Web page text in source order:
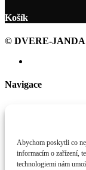
Abychom poskytli co
informacím o zařízení,
technologiemi nám
Košík
© DVERE-JANDA
Navigace
O nás
Blog-novinky
Kontakt